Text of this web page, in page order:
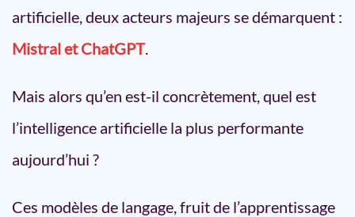
Performances et capacités : Qui
Applications pratiques : Qui
Les défis de l’implémentation de
l’IA dans les entreprises
1. La formation
3. La sécurité
artificielle, deux acteurs majeurs se démarquent :
Mistral et ChatGPT.
Mais alors qu’en est-il concrètement, quel est
l’intelligence artificielle la plus performante
aujourd’hui ?
Ces modèles de langage, fruit de l’apprentissage